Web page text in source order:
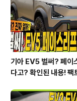
기아 EV5 벌써? 페이
다고? 확인된 내용! 팩